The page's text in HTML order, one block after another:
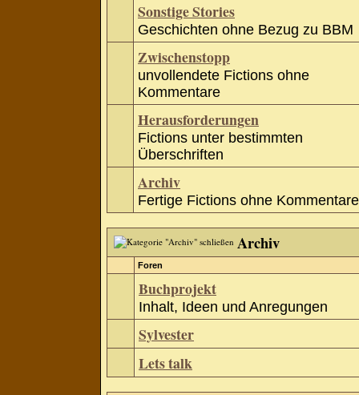
Sonstige Stories
Geschichten ohne Bezug zu BBM
Zwischenstopp
unvollendete Fictions ohne
Kommentare
Herausforderungen
Fictions unter bestimmten
Überschriften
Archiv
Fertige Fictions ohne Kommentare
Archiv
Foren
Buchprojekt
Inhalt, Ideen und Anregungen
Sylvester
Lets talk